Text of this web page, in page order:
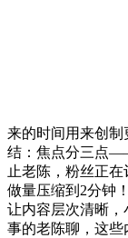
来的时间用来创
结：焦点分三点
止老陈，粉丝正
做量压缩到2分钟
让内容层次清晰，
事的老陈聊，这